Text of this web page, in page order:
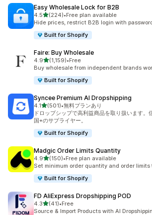
Easy Wholesale Lock for B2B
4.55つ星中
(224)
合計レビュー数：224件
•Free plan available
Hide prices, restrict B2B login with
Built for Shopify
Faire: Buy Wholesale
4.95つ星中
(1,159)
合計レビュー数：1159件
•Free
Buy wholesale from independent brands
Built for Shopify
Syncee Premium AI Dropshipping
4.15つ星中
(501)
合計レビュー数：501件
•無料プランあり
ドロップシップで高利益商品を取り扱います。
国+のサプライヤー。
Built for Shopify
Madgic Order Limits Quantity
4.95つ星中
(150)
合計レビュー数：150件
•Free plan available
Set minimum order quantity and order
Built for Shopify
FD AliExpress Dropshipping POD
4.35つ星中
(41)
合計レビュー数：41件
•Free
Source & Import Products with AI